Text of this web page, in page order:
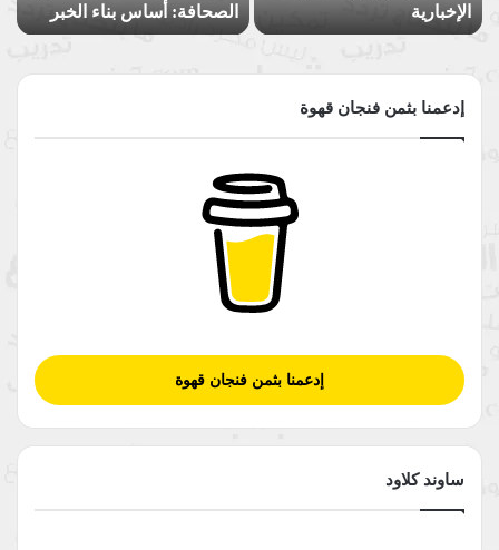
الإخبارية
الصحافة: أساس بناء الخبر
وميزان جودته
إدعمنا بثمن فنجان قهوة
إدعمنا بثمن فنجان قهوة
ساوند كلاود